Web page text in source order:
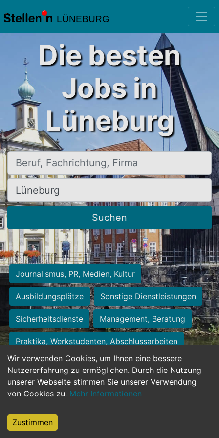
LÜNEBURG
Wir verwenden Cookies, um Ihnen eine bessere
Nutzererfahrung zu ermöglichen. Durch die Nutzung
unserer Webseite stimmen Sie unserer Verwendung
von Cookies zu. Mehr Informationen
Zustimmen
Die besten
Jobs in
Lüneburg
Beruf, Fachrichtung, Firma
Ort, Stadt
Suchen
Journalismus, PR, Medien, Kultur
Ausbildungsplätze Sonstige Dienstleistungen
Sicherheitsdienste Management, Beratung
Praktika, Werkstudenten, Abschlussarbeiten
Personalwesen Assistenz, Sekretariat
Hilfskräfte, Aushilfs- und Nebenjobs
Weiterbildung, Studium, duale Ausbildung